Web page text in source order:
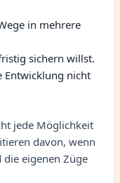
in mehrere
sichern willst.
Entwicklung nicht
jede Möglichkeit
davon, wenn
eigenen Züge